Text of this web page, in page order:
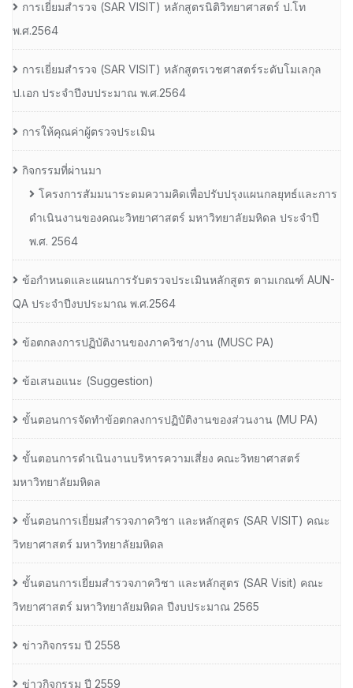
การเยี่ยมสํารวจ (SAR VISIT) หลักสูตรนิติวิทยาศาสตร์ ป.โท
พ.ศ.2564
การเยี่ยมสํารวจ (SAR VISIT) หลักสูตรเวชศาสตร์ระดับโมเลกุล
ป.เอก ประจําปีงบประมาณ พ.ศ.2564
การให้คุณค่าผู้ตรวจประเมิน
กิจกรรมที่ผ่านมา
โครงการสัมมนาระดมความคิดเพื่อปรับปรุงแผนกลยุทธ์และการ
ดำเนินงานของคณะวิทยาศาสตร์ มหาวิทยาลัยมหิดล ประจำปี
พ.ศ. 2564
ข้อกำหนดและแผนการรับตรวจประเมินหลักสูตร ตามเกณฑ์ AUN-
QA ประจำปีงบประมาณ พ.ศ.2564
ข้อตกลงการปฏิบัติงานของภาควิชา/งาน (MUSC PA)
ข้อเสนอแนะ (Suggestion)
ขั้นตอนการจัดทำข้อตกลงการปฏิบัติงานของส่วนงาน (MU PA)
ขั้นตอนการดำเนินงานบริหารความเสี่ยง คณะวิทยาศาสตร์
มหาวิทยาลัยมหิดล
ขั้นตอนการเยี่ยมสำรวจภาควิชา และหลักสูตร (SAR VISIT) คณะ
วิทยาศาสตร์ มหาวิทยาลัยมหิดล
ขั้นตอนการเยี่ยมสำรวจภาควิชา และหลักสูตร (SAR Visit) คณะ
วิทยาศาสตร์ มหาวิทยาลัยมหิดล ปีงบประมาณ 2565
ข่าวกิจกรรม ปี 2558
ข่าวกิจกรรม ปี 2559